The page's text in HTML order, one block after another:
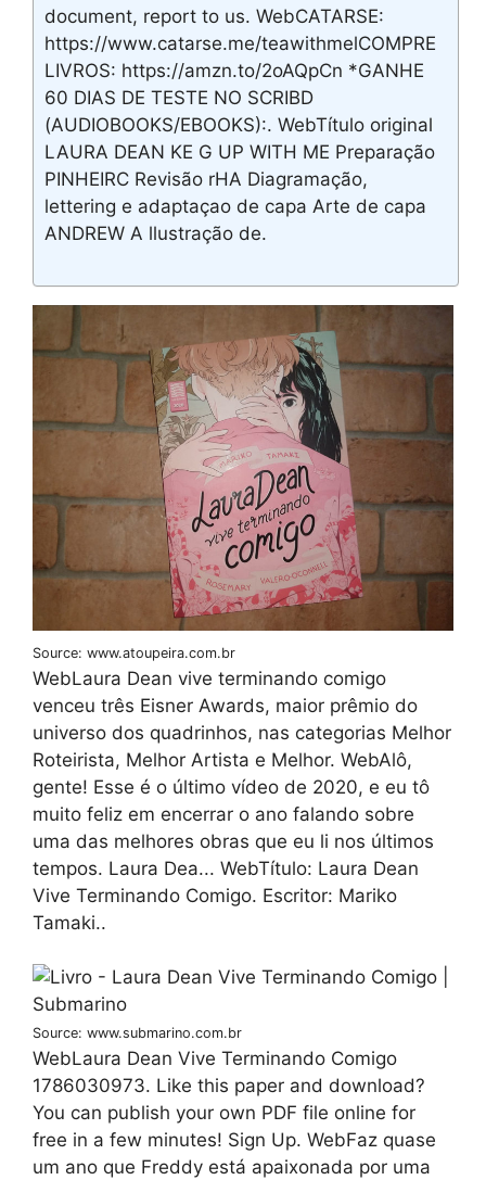
document, report to us. WebCATARSE:
https://www.catarse.me/teawithmelCOMPRE
LIVROS: https://amzn.to/2oAQpCn *GANHE
60 DIAS DE TESTE NO SCRIBD
(AUDIOBOOKS/EBOOKS):. WebTítulo original
LAURA DEAN KE G UP WITH ME Preparação
PINHEIRC Revisão rHA Diagramação,
lettering e adaptaçao de capa Arte de capa
ANDREW A llustração de.
Source: www.atoupeira.com.br
WebLaura Dean vive terminando comigo
venceu três Eisner Awards, maior prêmio do
universo dos quadrinhos, nas categorias Melhor
Roteirista, Melhor Artista e Melhor. WebAlô,
gente! Esse é o último vídeo de 2020, e eu tô
muito feliz em encerrar o ano falando sobre
uma das melhores obras que eu li nos últimos
tempos. Laura Dea... WebTítulo: Laura Dean
Vive Terminando Comigo. Еscritor: Mariko
Tamaki..
Source: www.submarino.com.br
WebLaura Dean Vive Terminando Comigo
1786030973. Like this paper and download?
You can publish your own PDF file online for
free in a few minutes! Sign Up. WebFaz quase
um ano que Freddy está apaixonada por uma